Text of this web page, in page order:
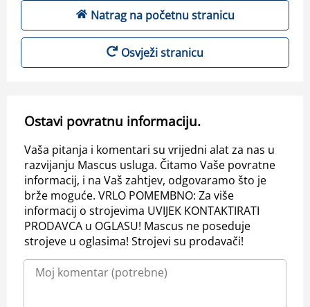
Natrag na početnu stranicu
Osvježi stranicu
Ostavi povratnu informaciju.
Vaša pitanja i komentari su vrijedni alat za nas u
razvijanju Mascus usluga. Čitamo Vaše povratne
informacij, i na Vaš zahtjev, odgovaramo što je
brže moguće. VRLO POMEMBNO: Za više
informacij o strojevima UVIJEK KONTAKTIRATI
PRODAVCA u OGLASU! Mascus ne poseduje
strojeve u oglasima! Strojevi su prodavači!